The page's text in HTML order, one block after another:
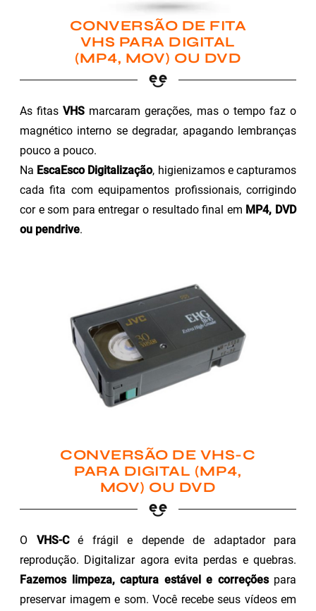
CONVERSÃO DE FITA
VHS PARA DIGITAL
(MP4, MOV) OU DVD
As fitasVHS marcaram gerações, mas o tempo faz o
magnético interno se degradar, apagando lembranças
pouco a pouco.
Na EscaEsco Digitalização, higienizamos e capturamos
cada fita com equipamentos profissionais, corrigindo
cor e som para entregar o resultado final em MP4, DVD
ou pendrive.
CONVERSÃO DE VHS-C
PARA DIGITAL (MP4,
MOV) OU DVD
O VHS-Cé frágil e depende de adaptador para
reprodução. Digitalizar agora evita perdas e quebras.
Fazemos limpeza, captura estável e correçõespara
preservar imagem e som. Você recebe seus vídeos em